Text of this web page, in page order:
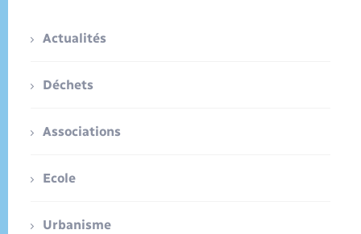
Actualités
Déchets
Associations
Ecole
Urbanisme